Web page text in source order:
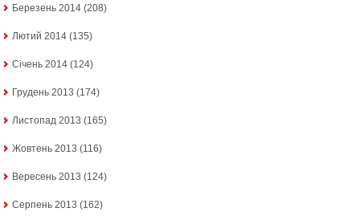
Березень 2014 (208)
Лютий 2014 (135)
Січень 2014 (124)
Грудень 2013 (174)
Листопад 2013 (165)
Жовтень 2013 (116)
Вересень 2013 (124)
Серпень 2013 (162)